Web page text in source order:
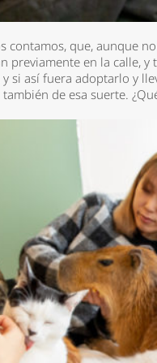
contamos, que, aunque
previamente en la calle,
si así fuera adoptarlo y
de esa suerte.